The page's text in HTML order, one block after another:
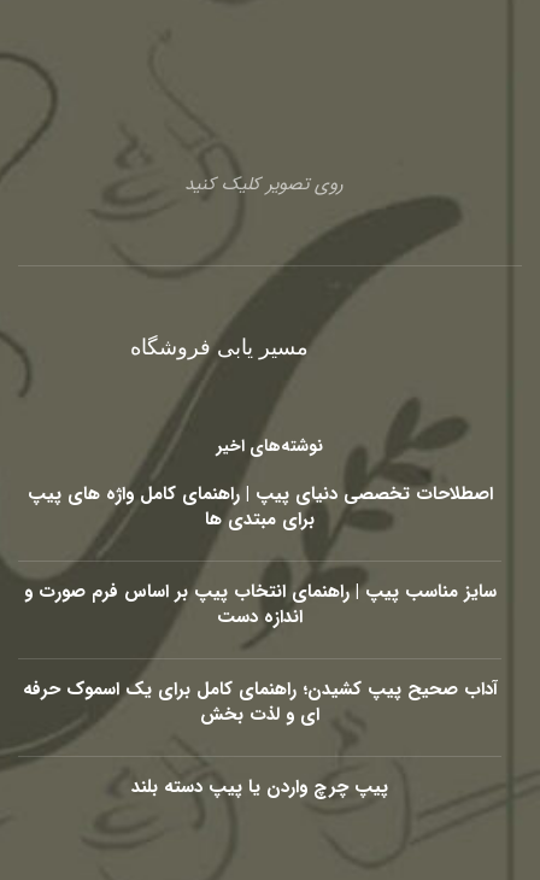
روی تصویر کلیک کنید
مسیر یابی فروشگاه
نوشته‌های اخیر
اصطلاحات تخصصی دنیای پیپ | راهنمای کامل واژه های پیپ
برای مبتدی ها
سایز مناسب پیپ | راهنمای انتخاب پیپ بر اساس فرم صورت و
اندازه دست
آداب صحیح پیپ کشیدن؛ راهنمای کامل برای یک اسموک حرفه
ای و لذت بخش
پیپ چرچ واردن یا پیپ دسته بلند